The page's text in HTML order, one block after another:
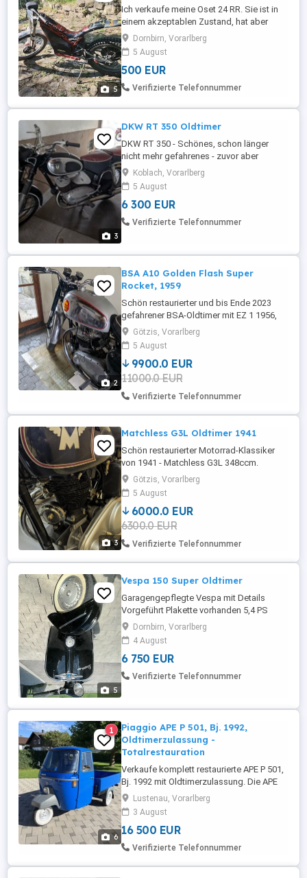
5
Ich verkaufe meine Oset 24 RR. Sie ist in
einem akzeptablen Zustand, hat aber
einen Motorschaden. ein Seiten Schutz
fehlt.
Dornbirn, Vorarlberg
5 August
500 EUR
Verifizierte Telefonnummer
3
DKW RT 350 Oldtimer
DKW RT 350 - Schönes, schon länger
nicht mehr gefahrenes - zuvor aber
restauriertes - Oldtimer Motorrad aus den
50iger-Jahren mit österr. Papieren. EZ 7
1955
Koblach, Vorarlberg
5 August
6 300 EUR
Verifizierte Telefonnummer
2
BSA A10 Golden Flash Super
Rocket, 1959
Schön restaurierter und bis Ende 2023
gefahrener BSA-Oldtimer mit EZ 1 1956,
österr. Papiere
Götzis, Vorarlberg
5 August
9900.0 EUR
11000.0 EUR
Verifizierte Telefonnummer
3
Matchless G3L Oldtimer 1941
Schön restaurierter Motorrad-Klassiker
von 1941 - Matchless G3L 348ccm.
Götzis, Vorarlberg
5 August
6000.0 EUR
6300.0 EUR
Verifizierte Telefonnummer
5
Vespa 150 Super Oldtimer
Garagengepflegte Vespa mit Details
Vorgeführt Plakette vorhanden 5,4 PS
Zahlreiches Zubehör 240km Benzin
Dornbirn, Vorarlberg
4 August
6 750 EUR
Verifizierte Telefonnummer
6
1
Piaggio APE P 501, Bj. 1992,
Oldtimerzulassung -
Totalrestauration
Verkaufe komplett restaurierte APE P 501,
Bj. 1992 mit Oldtimerzulassung. Die APE
besteht fast komplett aus Neuteilen. Der
Motor wurde neu aufgebaut. Kabine und
Pritsche sandgestrahlt, speziell grundiert
und neu lackiert in Signalblau (RAL 5005).
Umfangreiche Dokumentation mit
Lustenau, Vorarlberg
3 August
16 500 EUR
Verifizierte Telefonnummer